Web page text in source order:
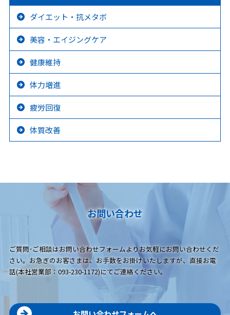
ダイエット・抗メタボ
美容・エイジングケア
健康維持
体力増進
疲労回復
体質改善
お問い合わせ
ご質問･ご相談はお問い合わせフォームよりお気軽にお問い合わせくだ
さい。お急ぎのお客さまは、お手数をお掛けいたしますが、直接お電
話(本社営業部：093-230-1172)にてご連絡ください。